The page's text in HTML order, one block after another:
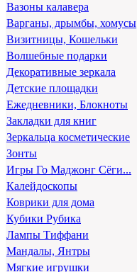
Вазоны калавера
Варганы, дрымбы, хомусы
Визитницы, Кошельки
Волшебные подарки
Декоративные зеркала
Детские площадки
Ежедневники, Блокноты
Закладки для книг
Зеркальца косметические
Зонты
Игры Го Маджонг Сёги...
Калейдоскопы
Коврики для дома
Кубики Рубика
Лампы Тиффани
Мандалы, Янтры
Мягкие игрушки